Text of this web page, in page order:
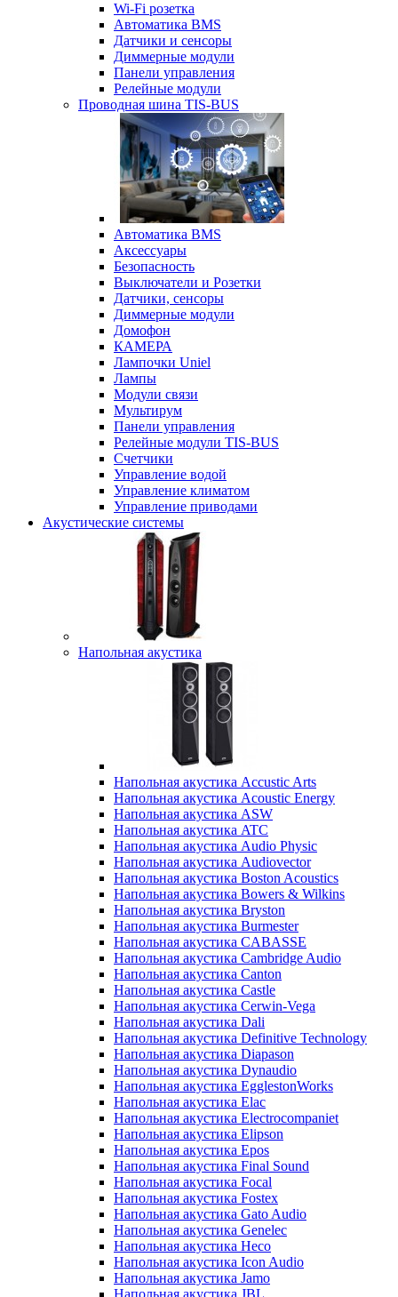
Wi-Fi розетка
Автоматика BMS
Датчики и сенсоры
Диммерные модули
Панели управления
Релейные модули
Проводная шина TIS-BUS
Автоматика BMS
Аксессуары
Безопасность
Выключатели и Розетки
Датчики, сенсоры
Диммерные модули
Домофон
КАМЕРА
Лампочки Uniel
Лампы
Модули связи
Мультирум
Панели управления
Релейные модули TIS-BUS
Счетчики
Управление водой
Управление климатом
Управление приводами
Акустические системы
Напольная акустика
Напольная акустика Accustic Arts
Напольная акустика Acoustic Energy
Напольная акустика ASW
Напольная акустика ATC
Напольная акустика Audio Physic
Напольная акустика Audiovector
Напольная акустика Boston Acoustics
Напольная акустика Bowers & Wilkins
Напольная акустика Bryston
Напольная акустика Burmester
Напольная акустика CABASSE
Напольная акустика Cambridge Audio
Напольная акустика Canton
Напольная акустика Castle
Напольная акустика Cerwin-Vega
Напольная акустика Dali
Напольная акустика Definitive Technology
Напольная акустика Diapason
Напольная акустика Dynaudio
Напольная акустика EgglestonWorks
Напольная акустика Elac
Напольная акустика Electrocompaniet
Напольная акустика Elipson
Напольная акустика Epos
Напольная акустика Final Sound
Напольная акустика Focal
Напольная акустика Fostex
Напольная акустика Gato Audio
Напольная акустика Genelec
Напольная акустика Heco
Напольная акустика Icon Audio
Напольная акустика Jamo